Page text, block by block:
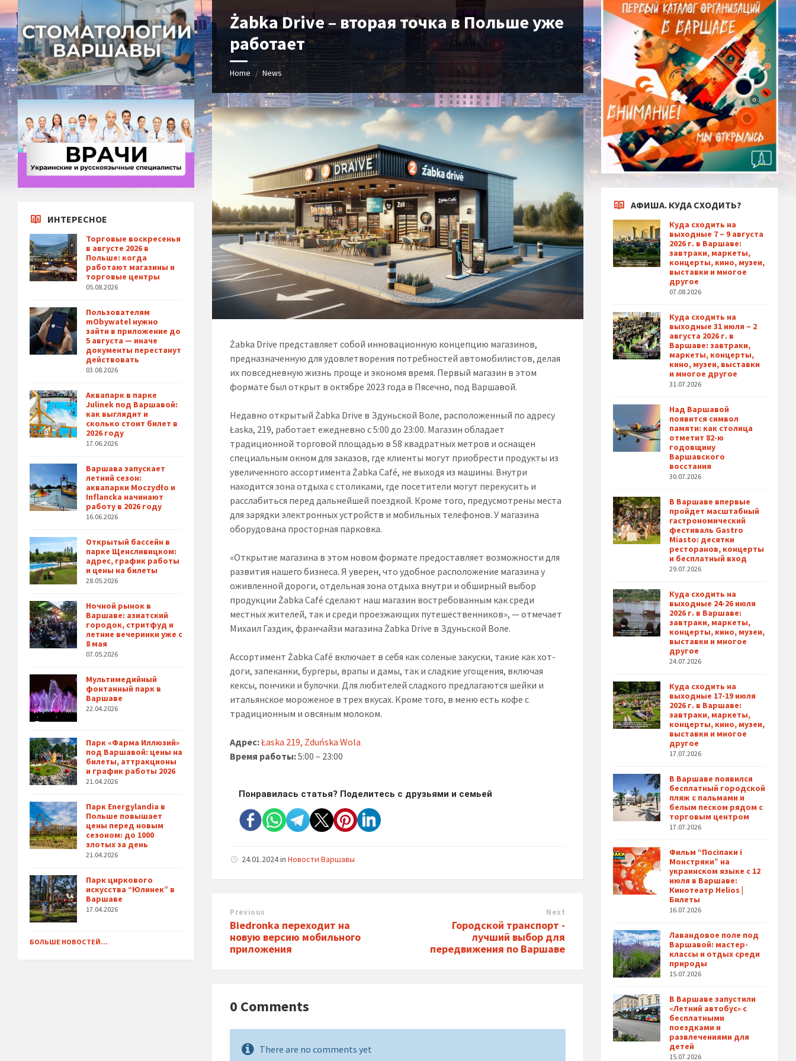
Żabka Drive – вторая точка в Польше уже
работает
Home / News
Żabka Drive представляет собой инновационную концепцию магазинов,
предназначенную для удовлетворения потребностей автомобилистов, делая
их повседневную жизнь проще и экономя время. Первый магазин в этом
формате был открыт в октябре 2023 года в Пясечно, под Варшавой.
Недавно открытый Żabka Drive в Здуньской Воле, расположенный по адресу
Łaska, 219, работает ежедневно с 5:00 до 23:00. Магазин обладает
традиционной торговой площадью в 58 квадратных метров и оснащен
специальным окном для заказов, где клиенты могут приобрести продукты из
увеличенного ассортимента Żabka Café, не выходя из машины. Внутри
находится зона отдыха с столиками, где посетители могут перекусить и
расслабиться перед дальнейшей поездкой. Кроме того, предусмотрены места
для зарядки электронных устройств и мобильных телефонов. У магазина
оборудована просторная парковка.
«Открытие магазина в этом новом формате предоставляет возможности для
развития нашего бизнеса. Я уверен, что удобное расположение магазина у
оживленной дороги, отдельная зона отдыха внутри и обширный выбор
продукции Żabka Café сделают наш магазин востребованным как среди
местных жителей, так и среди проезжающих путешественников», — отмечает
Михаил Газдик, франчайзи магазина Żabka Drive в Здуньской Воле.
Ассортимент Żabka Café включает в себя как соленые закуски, такие как хот-
доги, запеканки, бургеры, врапы и дамы, так и сладкие угощения, включая
кексы, пончики и булочки. Для любителей сладкого предлагаются шейки и
итальянское мороженое в трех вкусах. Кроме того, в меню есть кофе с
традиционным и овсяным молоком.
Адрес:Łaska 219, Zduńska Wola
Время работы:5:00 – 23:00
Понравилась статья? Поделитесь с друзьями и семьей
24.01.2024inНовости Варшавы
Previous
Biedronka переходит на
новую версию мобильного
приложения
Next
Городской транспорт -
лучший выбор для
передвижения по Варшаве
0 Comments
There are no comments yet
ИНТЕРЕСНОЕ
Торговые воскресенья
в августе 2026 в
Польше: когда
работают магазины и
торговые центры
05.08.2026
Пользователям
mObywatel нужно
зайти в приложение до
5 августа — иначе
документы перестанут
действовать
03.08.2026
Аквапарк в парке
Julinek под Варшавой:
как выглядит и
сколько стоит билет в
2026 году
17.06.2026
Варшава запускает
летний сезон:
аквапарки Moczydło и
Inflancka начинают
работу в 2026 году
16.06.2026
Открытый бассейн в
парке Щенсливицком:
адрес, график работы
и цены на билеты
28.05.2026
Ночной рынок в
Варшаве: азиатский
городок, стритфуд и
летние вечеринки уже с
8 мая
07.05.2026
Мультимедийный
фонтанный парк в
Варшаве
22.04.2026
Парк «Фарма Иллюзий»
под Варшавой: цены на
билеты, аттракционы
и график работы 2026
21.04.2026
Парк Energylandia в
Польше повышает
цены перед новым
сезоном: до 1000
злотых за день
21.04.2026
Парк циркового
искусства “Юлинек” в
Варшаве
17.04.2026
БОЛЬШЕ НОВОСТЕЙ...
АФИША. КУДА СХОДИТЬ?
Куда сходить на
выходные 7 – 9 августа
2026 г. в Варшаве:
завтраки, маркеты,
концерты, кино, музеи,
выставки и многое
другое
07.08.2026
Куда сходить на
выходные 31 июля – 2
августа 2026 г. в
Варшаве: завтраки,
маркеты, концерты,
кино, музеи, выставки
и многое другое
31.07.2026
Над Варшавой
появится символ
памяти: как столица
отметит 82-ю
годовщину
Варшавского
восстания
30.07.2026
В Варшаве впервые
пройдет масштабный
гастрономический
фестиваль Gastro
Miasto: десятки
ресторанов, концерты
и бесплатный вход
29.07.2026
Куда сходить на
выходные 24-26 июля
2026 г. в Варшаве:
завтраки, маркеты,
концерты, кино, музеи,
выставки и многое
другое
24.07.2026
Куда сходить на
выходные 17-19 июля
2026 г. в Варшаве:
завтраки, маркеты,
концерты, кино, музеи,
выставки и многое
другое
17.07.2026
В Варшаве появился
бесплатный городской
пляж с пальмами и
белым песком рядом с
торговым центром
17.07.2026
Фильм “Посіпаки і
Монстряки” на
украинском языке с 12
июля в Варшаве:
Кинотеатр Helios |
Билеты
16.07.2026
Лавандовое поле под
Варшавой: мастер-
классы и отдых среди
природы
15.07.2026
В Варшаве запустили
«Летний автобус» с
бесплатными
поездками и
развлечениями для
детей
15.07.2026